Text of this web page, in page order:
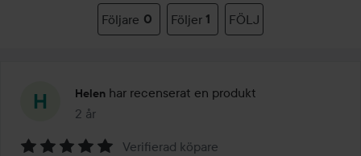
Följare 0 Följer 1 FÖLJ
Helen har recenserat en produkt
2 år
Inlägget skapades 2 år
Verifierad köpare